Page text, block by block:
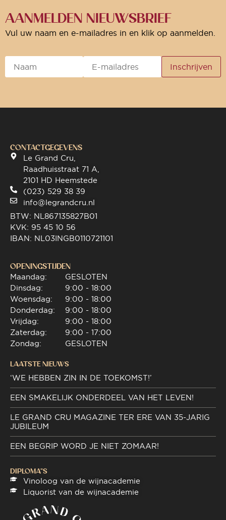
AANMELDEN NIEUWSBRIEF
Vul uw naam en e-mailadres in en klik op aanmelden.
CONTACTGEGEVENS
Le Grand Cru,
Raadhuisstraat 71 A,
2101 HD Heemstede
(023) 529 38 39
info@legrandcru.nl
BTW: NL867135827B01
KVK: 95 45 10 56
IBAN: NL03INGB0110721101
OPENINGSTIJDEN
Maandag:
Dinsdag:
Woensdag:
Donderdag:
Vrijdag:
Zaterdag:
Zondag:
GESLOTEN
9:00 - 18:00
9:00 - 18:00
9:00 - 18:00
9:00 - 18:00
9:00 - 17:00
GESLOTEN
LAATSTE NIEUWS
‘WE HEBBEN ZIN IN DE TOEKOMST!’
EEN SMAKELIJK ONDERDEEL VAN HET LEVEN!
LE GRAND CRU MAGAZINE TER ERE VAN 35-JARIG
JUBILEUM
EEN BEGRIP WORD JE NIET ZOMAAR!
DIPLOMA"S
Vinoloog van de wijnacademie
Liquorist van de wijnacademie